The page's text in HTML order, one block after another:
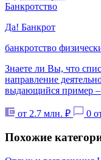
Банкротство
Да! Банкрот
банкротство
Знаете ли Вы, что
направление
выдающийся пример
от 2.7 млн. ₽ 0
Похожие